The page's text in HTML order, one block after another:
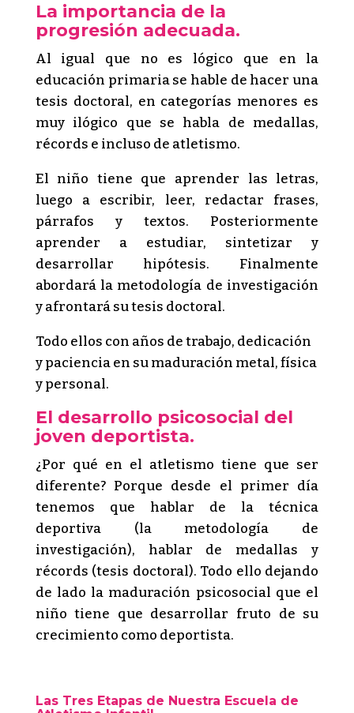
La importancia de la
progresión adecuada.
Al igual que no es lógico que en la
educación primaria se hable de hacer una
tesis doctoral, en categorías menores es
muy ilógico que se habla de medallas,
récords e incluso de atletismo.
El niño tiene que aprender las letras,
luego a escribir, leer, redactar frases,
párrafos y textos. Posteriormente
aprender a estudiar, sintetizar y
desarrollar hipótesis. Finalmente
abordará la metodología de investigación
y afrontará su tesis doctoral.
Todo ellos con años de trabajo, dedicación
y paciencia en su maduración metal, física
y personal.
El desarrollo psicosocial del
joven deportista.
¿Por qué en el atletismo tiene que ser
diferente? Porque desde el primer día
tenemos que hablar de la técnica
deportiva (la metodología de
investigación), hablar de medallas y
récords (tesis doctoral). Todo ello dejando
de lado la maduración psicosocial que el
niño tiene que desarrollar fruto de su
crecimiento como deportista.
Las Tres Etapas de Nuestra Escuela de